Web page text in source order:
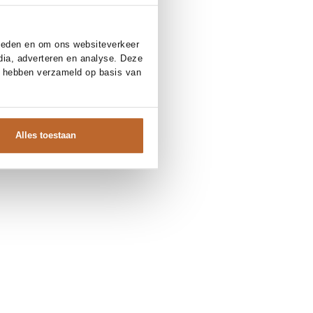
en om ons websiteverkeer
adverteren en analyse. Deze
verzameld op basis van
Alles toestaan